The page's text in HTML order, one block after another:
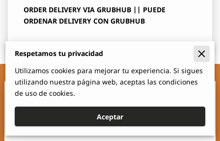
ORDER DELIVERY VIA GRUBHUB || PUEDE
ORDENAR DELIVERY CON GRUBHUB
Envíanos un Mensaje
Un mensaje sera enviado al dueño
Respetamos tu privacidad
Utilizamos cookies para mejorar tu experiencia. Si sigues
utilizando nuestra página web, aceptas las condiciones
de uso de cookies.
Aceptar